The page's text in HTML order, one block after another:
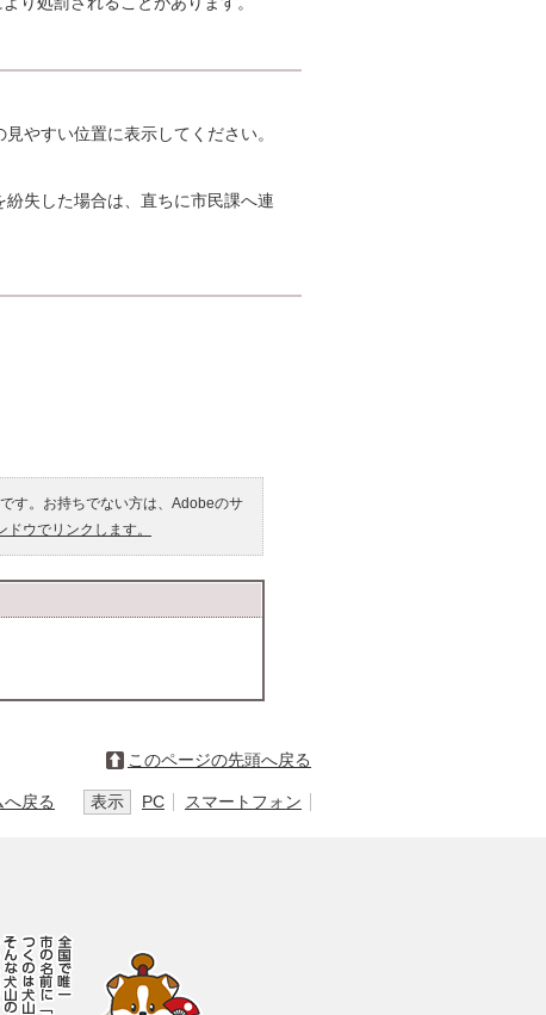
やすい位置に表示してください。
失した場合は、直ちに市民課へ連
す。お持ちでない方は、Adobeのサ
ウでリンクします。
このページの先頭へ戻る
戻る 表示 PC スマートフォン